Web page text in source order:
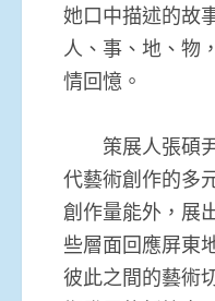
她口中描述的故
人、事、地、物
情回憶。
策展人張碩尹
代藝術創作的多
創作量能外，展
些層面回應屏東
彼此之間的藝術